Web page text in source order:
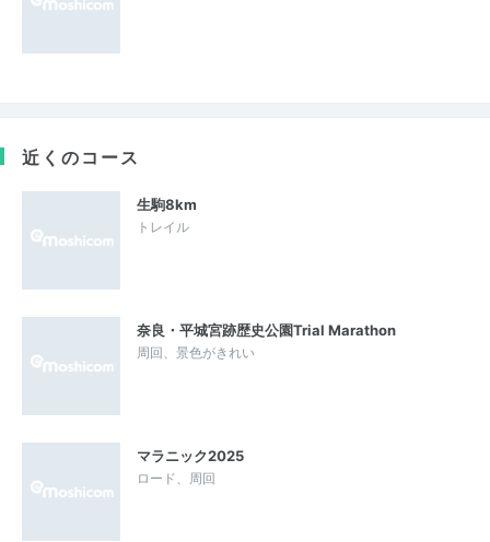
近くのコース
生駒8km
トレイル
奈良・平城宮跡歴史公園Trial Marathon
周回、景色がきれい
マラニック2025
ロード、周回